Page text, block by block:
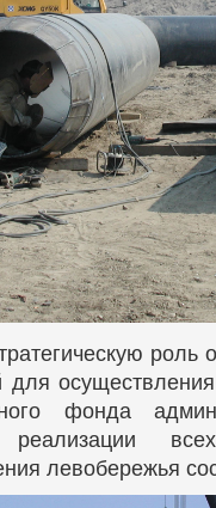
роль
для
фонда
реализации
левобережья